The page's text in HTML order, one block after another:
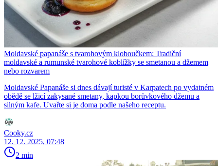
Moldavské papanáše s tvarohovým kloboučkem: Tradiční
moldavské a rumunské tvarohové koblížky se smetanou a džemem
nebo rozvarem
Moldavské Papanáše si dnes dávají turisté v Karpatech po vydatném
obědě se lžicí zakysané smetany, kapkou borůvkového džemu a
silným kafe. Uvařte si je doma podle našeho receptu.
Cooky.cz
12. 12. 2025, 07:48
2 min